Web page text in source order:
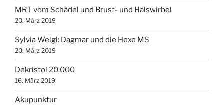
MRT vom Schädel und Brust- und Halswirbel
20. März 2019
Sylvia Weigl: Dagmar und die Hexe MS
20. März 2019
Dekristol 20.000
16. März 2019
Akupunktur